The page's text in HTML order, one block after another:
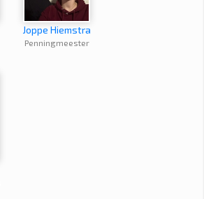
Joppe Hiemstra
Penningmeester